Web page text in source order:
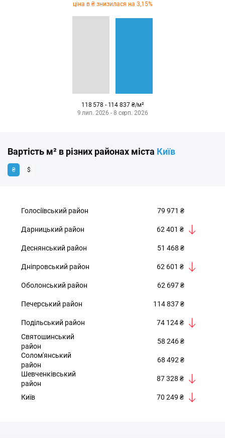
ціна в ₴ знизилася на 3,15%
118 578 - 114 837 ₴/м²
9 лип. 2026 - 8 серп. 2026
Вартість м² в різних районах міста Київ
₴ $
Голосіївський район 79 971 ₴
Дарницький район 62 401 ₴
Деснянський район 51 468 ₴
Дніпровський район 62 601 ₴
Оболонський район 62 697 ₴
Печерський район 114 837 ₴
Подільський район
74 124 ₴
Святошинський
район
58 246 ₴
Солом'янський
район
68 492 ₴
Шевченківський
район
87 328 ₴
Київ 70 249 ₴